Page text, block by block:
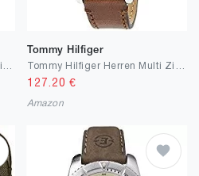
Tommy Hilfiger
127.20 €
Amazon